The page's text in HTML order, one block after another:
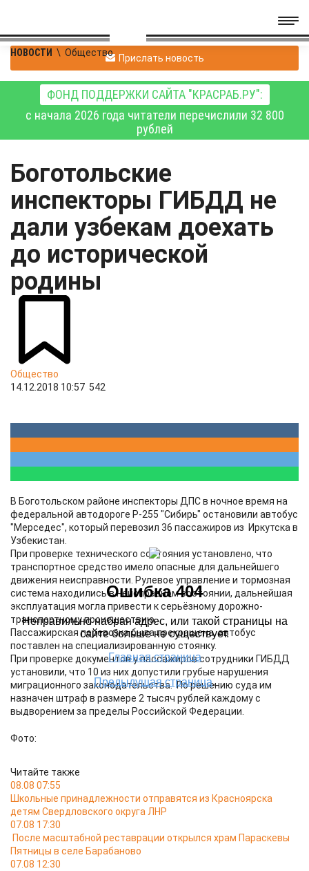
НОВОСТИ \ Общество Прислать новость
ФОНД ПОДДЕРЖКИ САЙТА "КРАСРАБ.РУ":
с начала 2026 года читатели перечислили 32 800
рублей
Боготольские
инспекторы ГИБДД не
дали узбекам доехать
до исторической
родины
Общество
14.12.2018 10:57 542
В Боготольском районе инспекторы ДПС в ночное время на
федеральной автодороге Р-255 "Сибирь" остановили автобус
"Мерседес", который перевозил 36 пассажиров из Иркутска в
Узбекистан.
При проверке технического состояния установлено, что
транспортное средство имело опасные для дальнейшего
движения неисправности. Рулевое управление и тормозная
система находились в неисправном состоянии, дальнейшая
эксплуатация могла привести к серьёзному дорожно-
транспортному происшествию.
Пассажирская перевозка была прекращена, автобус
поставлен на специализированную стоянку.
При проверке документов у пассажиров сотрудники ГИБДД
установили, что 10 из них допустили грубые нарушения
миграционного законодательства. По решению суда им
назначен штраф в размере 2 тысяч рублей каждому с
выдворением за пределы Российской Федерации.
Фото:
Читайте также
08.08 07:55
Школьные принадлежности отправятся из Красноярска
детям Свердловского округа ЛНР
07.08 17:30
После масштабной реставрации открылся храм Параскевы
Пятницы в селе Барабаново
07.08 12:30